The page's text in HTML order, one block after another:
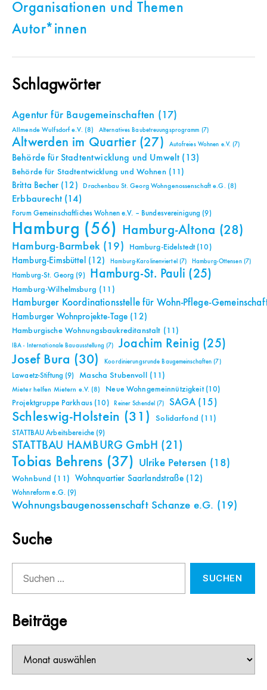
Organisationen und Themen
Autor*innen
Schlagwörter
Agentur für Baugemeinschaften (17)
Allmende Wulfsdorf e.V. (8) Alternatives Baubetreuungsprogramm (7)
Altwerden im Quartier(27) Autofreies Wohnen e.V. (7)
Behörde für Stadtentwicklung und Umwelt (13)
Behörde für Stadtentwicklung und Wohnen(11)
Britta Becher(12) Drachenbau St. Georg Wohngenossenschaft e.G. (8)
Erbbaurecht(14)
Forum Gemeinschaftliches Wohnen e.V. – Bundesvereinigung (9)
Hamburg (56) Hamburg-Altona (28)
Hamburg-Barmbek(19) Hamburg-Eidelstedt(10)
Hamburg-Eimsbüttel (12) Hamburg-Karolinenviertel (7) Hamburg-Ottensen(7)
Hamburg-St. Georg (9) Hamburg-St. Pauli (25)
Hamburg-Wilhelmsburg (11)
Hamburger Koordinationsstelle für Wohn-Pflege-
Hamburger Wohnprojekte-Tage (12)
Hamburgische Wohnungsbaukreditanstalt (11)
IBA - Internationale Bauausstellung (7) Joachim Reinig (25)
Josef Bura (30) Koordinierungsrunde Baugemeinschaften (7)
Lawaetz-Stiftung (9) Mascha Stubenvoll (11)
Mieter helfen Mietern e.V. (8) Neue Wohngemeinnützigkeit(10)
Projektgruppe Parkhaus (10) Reiner Schendel (7) SAGA(15)
Schleswig-Holstein (31) Solidarfond (11)
STATTBAU Arbeitsbereiche (9)
STATTBAU HAMBURG GmbH (21)
Tobias Behrens (37) Ulrike Petersen (18)
Wohnbund (11) Wohnquartier Saarlandstraße(12)
Wohnreform e.G.(9)
Wohnungsbaugenossenschaft Schanze e.G. (19)
Suche
nach:
Beiträge